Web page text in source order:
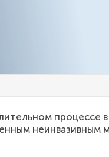
процессе
неинвазивным